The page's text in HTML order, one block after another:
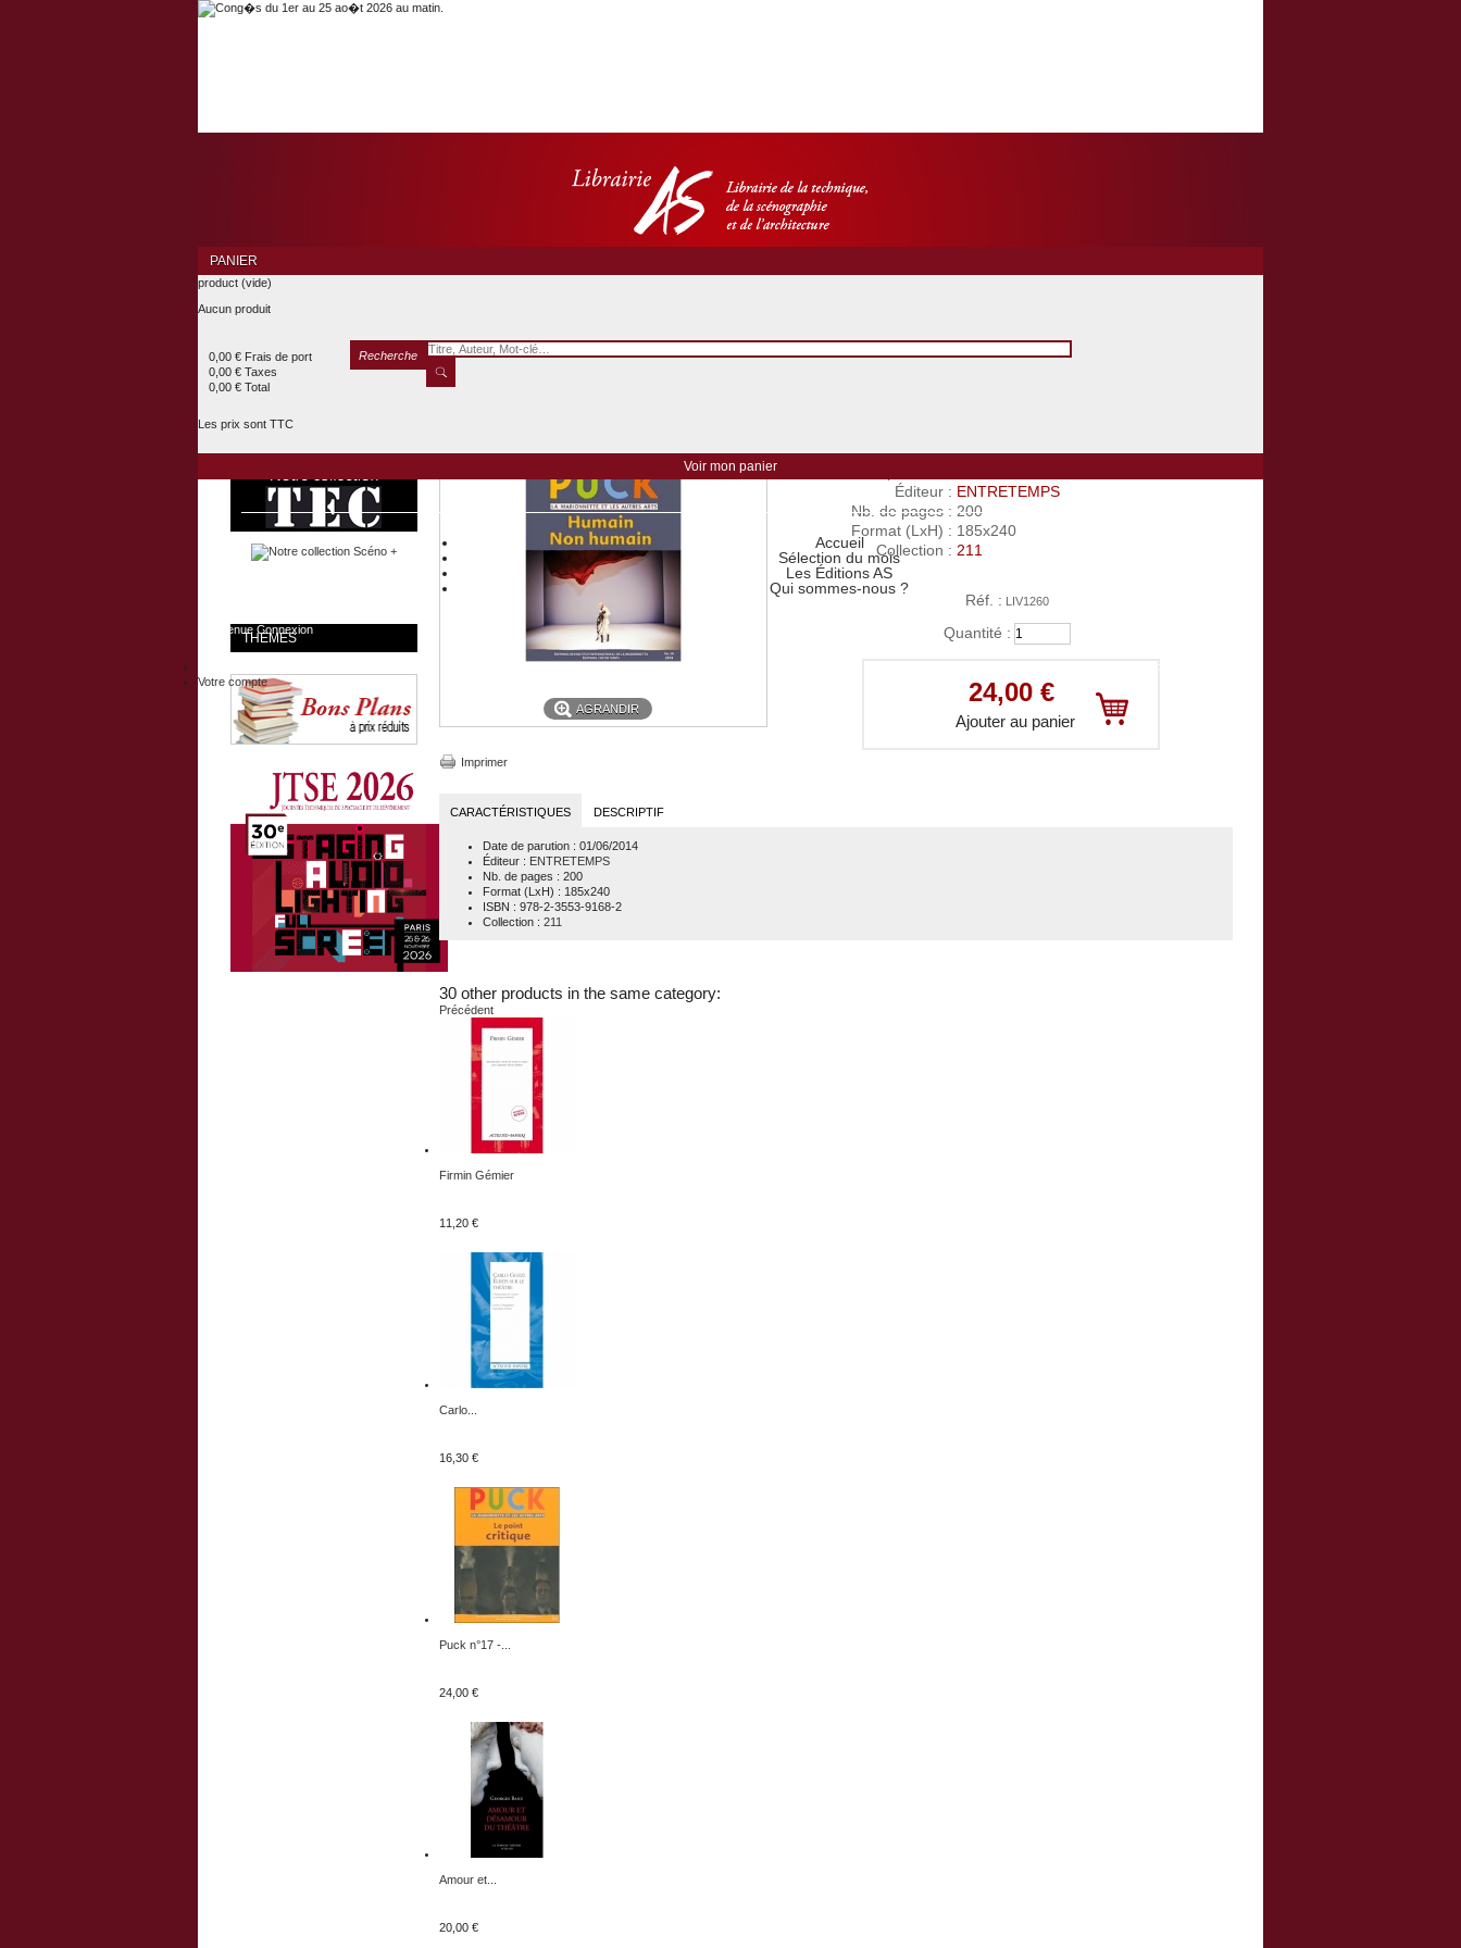
Recherche
PANIER
product (vide)
Aucun produit
0,00 € Frais de port
0,00 € Taxes
0,00 € Total
Les prix sont TTC
Voir mon panier
Accueil
Sélection du mois
Les Éditions AS
Qui sommes-nous ?
Bienvenue Connexion
Votre compte
THÈMES
AGRANDIR
Imprimer
Éditeur : ENTRETEMPS
Nb. de pages : 200
Format (LxH) : 185x240
Collection : 211
Réf. : LIV1260
Quantité :
24,00 €
CARACTÉRISTIQUES DESCRIPTIF
Date de parution : 01/06/2014
Éditeur : ENTRETEMPS
Nb. de pages : 200
Format (LxH) : 185x240
ISBN : 978-2-3553-9168-2
Collection : 211
30 other products in the same category:
Précédent
Firmin Gémier
11,20 €
Carlo...
16,30 €
Puck n°17 -...
24,00 €
Amour et...
20,00 €